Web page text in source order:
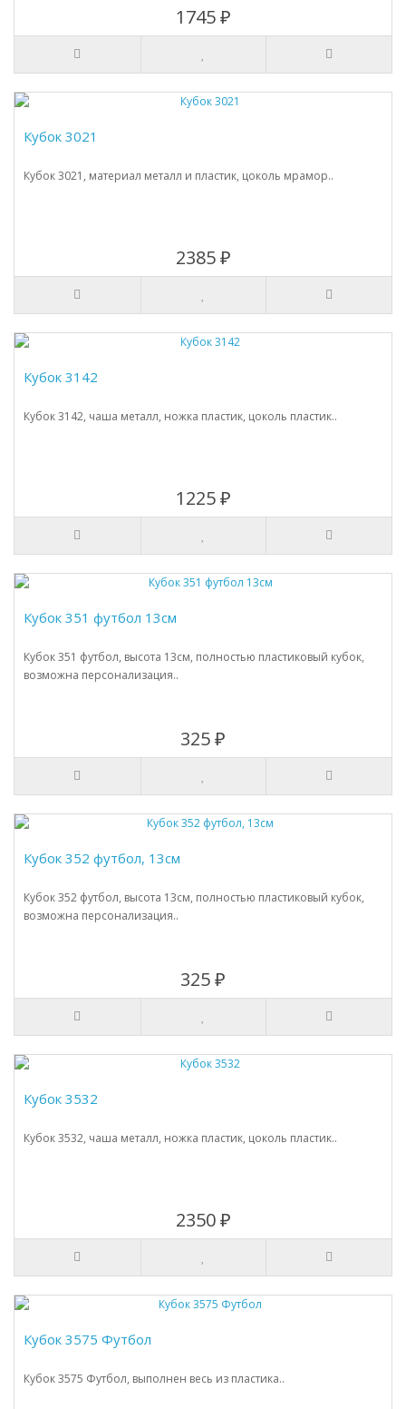
1745 ₽
Кубок 3021
Кубок 3021, материал металл и пластик, цоколь мрамор..
2385 ₽
Кубок 3142
Кубок 3142, чаша металл, ножка пластик, цоколь пластик..
1225 ₽
Кубок 351 футбол 13см
Кубок 351 футбол, высота 13см, полностью пластиковый кубок,
возможна персонализация..
325 ₽
Кубок 352 футбол, 13см
Кубок 352 футбол, высота 13см, полностью пластиковый кубок,
возможна персонализация..
325 ₽
Кубок 3532
Кубок 3532, чаша металл, ножка пластик, цоколь пластик..
2350 ₽
Кубок 3575 Футбол
Кубок 3575 Футбол, выполнен весь из пластика..